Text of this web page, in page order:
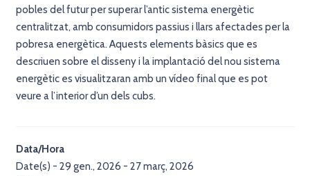
pobles del futur per superar l’antic sistema energètic
centralitzat, amb consumidors passius i llars afectades per la
pobresa energètica. Aquests elements bàsics que es
descriuen sobre el disseny i la implantació del nou sistema
energètic es visualitzaran amb un vídeo final que es pot
veure a l’interior d’un dels cubs.
Data/Hora
Date(s) - 29 gen., 2026 - 27 març, 2026